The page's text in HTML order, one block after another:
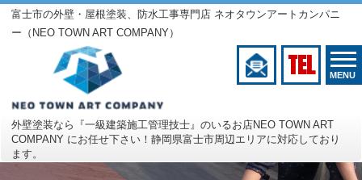
富士市の外壁・屋根塗装、防水工事専門店 ネオタウンアートカンパニ
ー（NEO TOWN ART COMPANY）
外壁塗装なら『一級建築施工管理技士』のいるお店NEO TOWN ART
COMPANY にお任せ下さい！静岡県富士市周辺エリアに対応しており
ます。
TEL MENU